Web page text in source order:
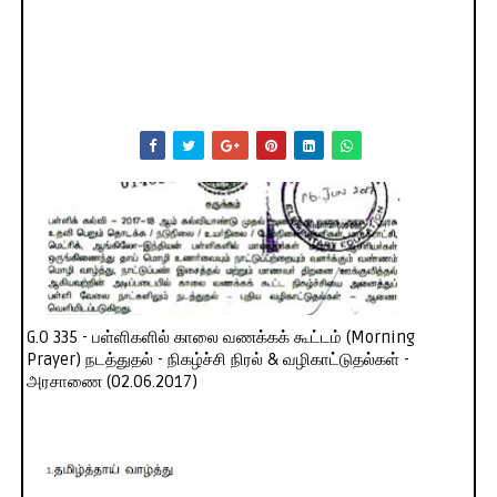
G.O 335 - பள்ளிகளில் காலை வணக்கக் கூட்டம் (Morning
Prayer) நடத்துதல் - நிகழ்ச்சி நிரல் & வழிகாட்டுதல்கள் -
அரசாணை (02.06.2017)